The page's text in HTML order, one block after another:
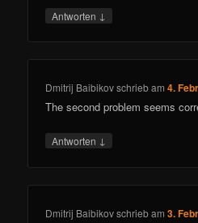
Antworten ↓
Dmitrij Baibikovschriebam4.
The second problem seems
Antworten ↓
Dmitrij Baibikovschriebam3.